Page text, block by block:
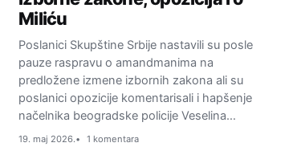
Miliću
Poslanici Skupštine Srbije nastavili su posle
pauze raspravu o amandmanima na
predložene izmene izbornih zakona ali su
poslanici opozicije komentarisali i hapšenje
načelnika beogradske policije Veselina…
19. maj 2026. 1 komentara